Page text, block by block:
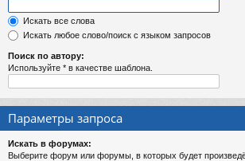
Искать все слова
Искать любое слово/поиск с языком запросов
Поиск по автору:
Используйте * в качестве шаблона.
Параметры запроса
Искать в форумах:
Выберите форум или форумы, в которых будет